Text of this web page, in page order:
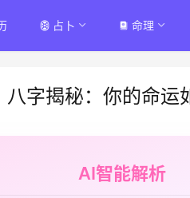
占卜 命理
八字揭秘：你的命运
AI智能解析